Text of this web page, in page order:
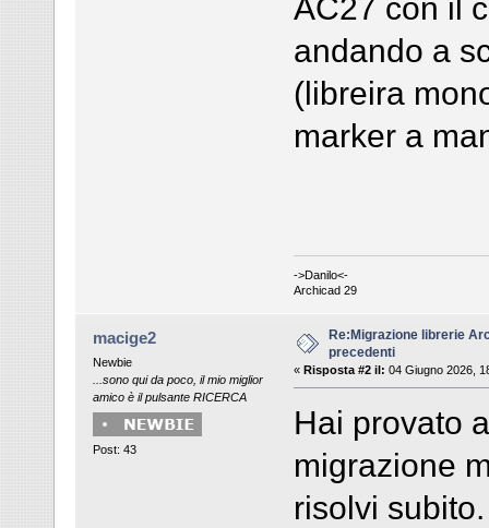
AC27 con il
andando a
(libreira
marker a
->Danilo<-
Archicad 29
macige2
Newbie
...sono qui da poco, il mio miglior
amico è il pulsante RICERCA
Post: 43
Re:Migrazione librerie
precedenti
« Risposta #2 il: 04 Giugno 2026,
Hai provato
migrazione
risolvi subito.